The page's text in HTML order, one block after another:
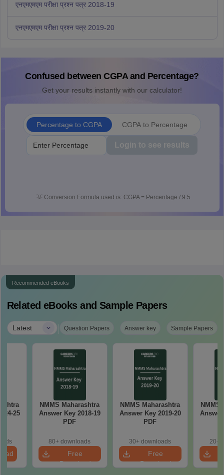
एनएमएमएम परीक्षा प्रश्न पत्र 2018-19
एनएमएमएम परीक्षा प्रश्न पत्र 2019-20
Confused between CGPA and Percentage?
Get your results instantly with our calculator!
Percentage to CGPA CGPA to Percentage
Login to see results
💡 Conversion Formula used is: CGPA = Percentage / 9.5
Recommended eBooks
Related eBooks and Sample Papers
Latest | Question Papers Answer key Sample Papers
25
NMMS Maharashtra
Answer Key 2018-19
PDF
80+ downloads
Free
Download
NMMS Maharashtra
Answer Key 2019-20
PDF
30+ downloads
Free
Download
NMMS
Answer
20+